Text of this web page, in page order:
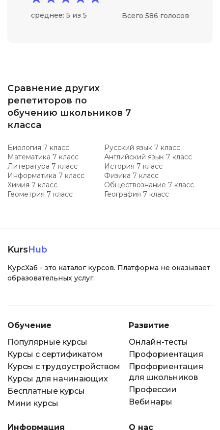
среднее: 5 из 5 Всего 586 голосов
Сравнение других
репетиторов по
обучению школьников 7
класса
Биология 7 класс
Русский язык 7 класс
Математика 7 класс
Английский язык 7 класс
Литература 7 класс
История 7 класс
Информатика 7 класс
Физика 7 класс
Химия 7 класс
Обществознание 7 класс
Геометрия 7 класс
География 7 класс
KursHub
КурсХаб - это каталог курсов. Платформа не оказывает
образовательных услуг.
Обучение
Популярные курсы
Курсы с сертификатом
Курсы с трудоустройством
Курсы для начинающих
Бесплатные курсы
Мини курсы
Развитие
Онлайн-тесты
Профориентация
Профориентация
для школьников
Профессии
Вебинары
Информация О нас